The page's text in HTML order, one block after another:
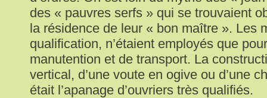
des « pauvres serfs » qui se trouvaient
la résidence de leur « bon maître ». Les
qualification, n’étaient employés que
manutention et de transport. La
vertical, d’une voute en ogive ou d’une
était l’apanage d’ouvriers très qualifiés.